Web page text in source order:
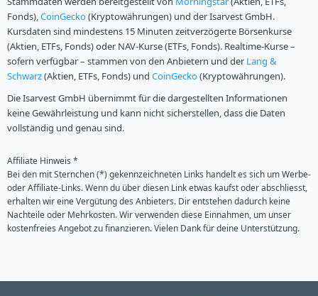
Fonds),CoinGecko(Kryptowährungen) und der Isarvest GmbH.
Kursdaten sind mindestens 15 Minuten zeitverzögerte Börsenkurse
(Aktien, ETFs, Fonds) oder NAV-Kurse (ETFs, Fonds). Realtime-Kurse –
sofern verfügbar – stammen von den Anbietern und der Lang &
Schwarz(Aktien, ETFs, Fonds) und CoinGecko(Kryptowährungen).
Die Isarvest GmbH übernimmt für die dargestellten Informationen
keine Gewährleistung und kann nicht sicherstellen, dass die Daten
vollständig und genau sind.
Affiliate Hinweis *
Bei den mit Sternchen (*) gekennzeichneten Links handelt es sich um Werbe-
oder Affiliate-Links. Wenn du über diesen Link etwas kaufst oder abschliesst,
erhalten wir eine Vergütung des Anbieters. Dir entstehen dadurch keine
Nachteile oder Mehrkosten. Wir verwenden diese Einnahmen, um unser
kostenfreies Angebot zu finanzieren. Vielen Dank für deine Unterstützung.